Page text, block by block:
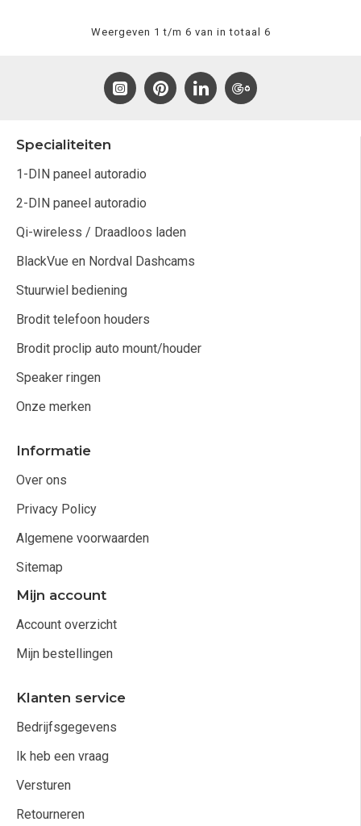
Weergeven 1 t/m 6 van in totaal 6
Specialiteiten
1-DIN paneel autoradio
2-DIN paneel autoradio
Qi-wireless / Draadloos laden
BlackVue en Nordval Dashcams
Stuurwiel bediening
Brodit telefoon houders
Brodit proclip auto mount/houder
Speaker ringen
Onze merken
Informatie
Over ons
Privacy Policy
Algemene voorwaarden
Sitemap
Mijn account
Account overzicht
Mijn bestellingen
Klanten service
Bedrijfsgegevens
Ik heb een vraag
Versturen
Retourneren